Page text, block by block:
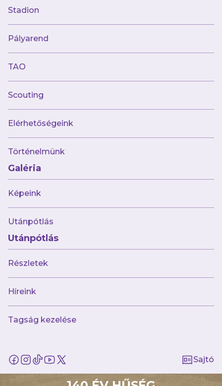
Stadion
Pályarend
TAO
Scouting
Elérhetőségeink
Történelmünk
Galéria
Képeink
Utánpótlás
Utánpótlás
Részletek
Híreink
Tagság kezelése
Sajtó
játszunk a felkészülés alatt
2024.06.25
Újabb változások a keretben
2024.06.25